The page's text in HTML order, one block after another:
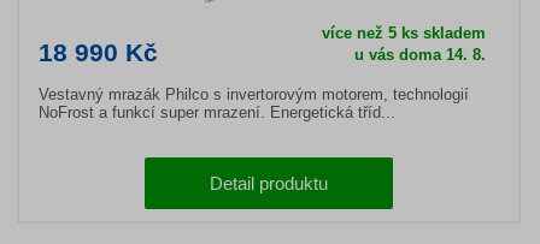
18 990 Kč
více než 5 ks skladem
u vás doma 14. 8.
Vestavný mrazák Philco s invertorovým motorem, technologií
NoFrost a funkcí super mrazení. Energetická tříd...
Detail produktu